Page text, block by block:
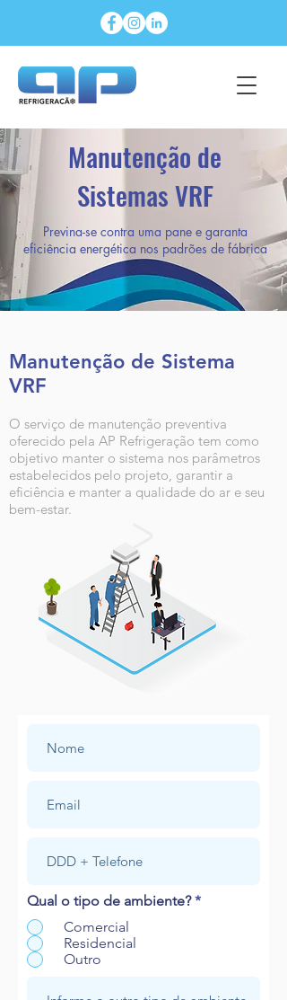
Manutenção de
Sistemas VRF
Previna-se contra uma pane e garanta
eficiência energética nos padrões de fábrica
Manutenção de Sistema
VRF
O serviço de manutenção preventiva
oferecido pela AP Refrigeração tem como
objetivo manter o sistema nos parâmetros
estabelecidos pelo projeto, garantir a
eficiência e manter a qualidade do ar e seu
bem-estar.
Qual o tipo de ambiente? *
Comercial
Residencial
Outro